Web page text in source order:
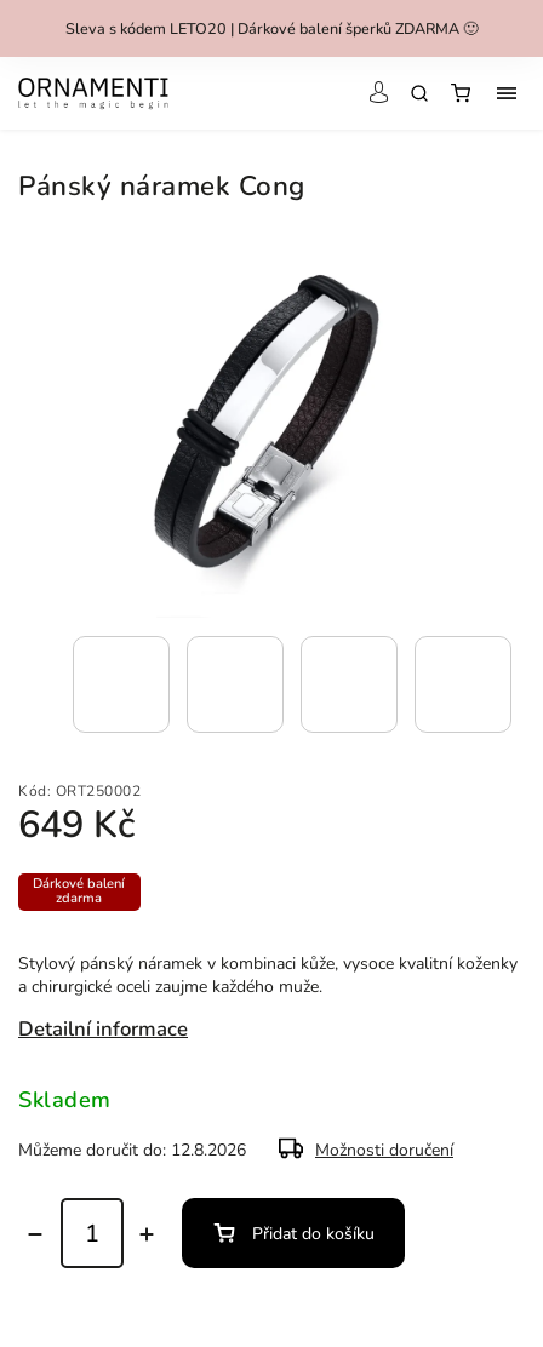
Sleva s kódem LETO20 | Dárkové balení šperků ZDARMA 🙂
Pánský náramek Cong
Kód: ORT250002
649 Kč
Stylový pánský náramek v kombinaci kůže, vysoce kvalitní koženky
a chirurgické oceli zaujme každého muže.
Detailní informace
Dárkové balení
zdarma
Skladem
Můžeme doručit do: 12.8.2026 Možnosti doručení
Přidat do košíku